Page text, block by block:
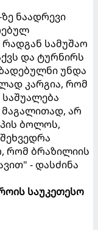
ნაადრევი
სამუშაო
და ტურნირს
უნდა
კარგია, რომ
მაგალითად, არ
ბოლოს,
რომ ბრაზილიის
- დასძინა
საუკეთესო